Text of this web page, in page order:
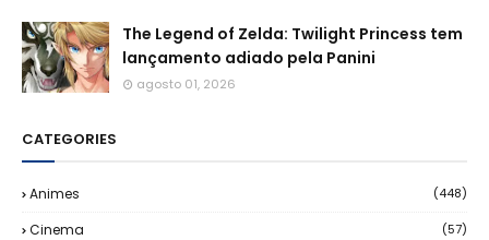
The Legend of Zelda: Twilight Princess tem
lançamento adiado pela Panini
agosto 01, 2026
CATEGORIES
Animes (448)
Cinema (57)